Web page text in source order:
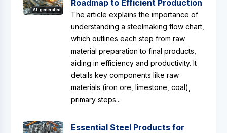
AI-generated
Roadmap to Efficient Production
The article explains the importance of
understanding a steelmaking flow chart,
which outlines each step from raw
material preparation to final products,
aiding in efficiency and productivity. It
details key components like raw
materials (iron ore, limestone, coal),
primary steps...
Essential Steel Products for